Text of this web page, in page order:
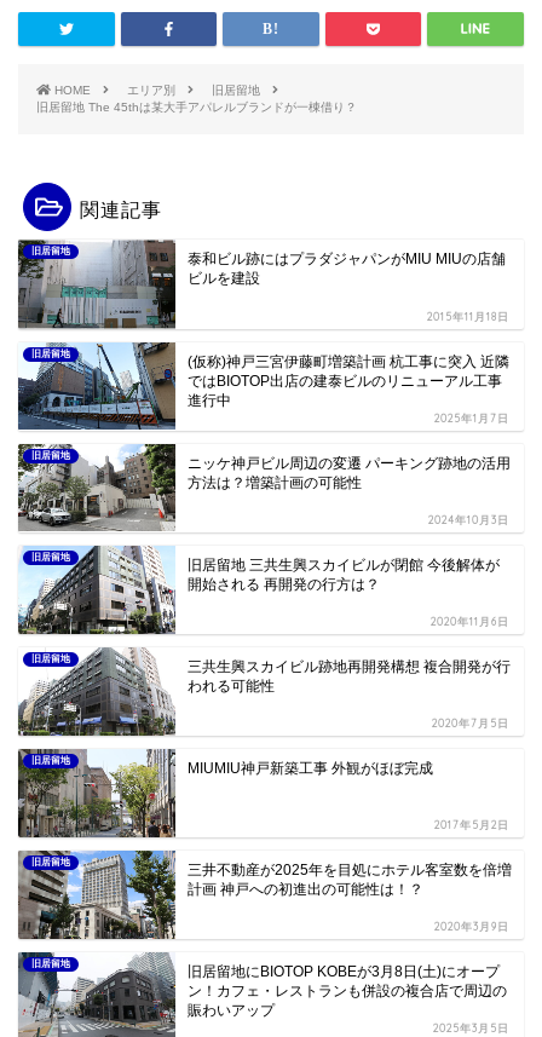
HOME エリア別
旧居留地
旧居留地 The 45thは某大手アパレルブランドが一棟借り？
関連記事
旧居留地
泰和ビル跡にはプラダジャパンがMIU MIUの店舗
ビルを建設
2015年11月18日
旧居留地
(仮称)神戸三宮伊藤町増築計画 杭工事に突入 近隣
ではBIOTOP出店の建泰ビルのリニューアル工事
進行中
2025年1月7日
旧居留地
ニッケ神戸ビル周辺の変遷 パーキング跡地の活用
方法は？増築計画の可能性
2024年10月3日
旧居留地
旧居留地 三共生興スカイビルが閉館 今後解体が
開始される 再開発の行方は？
2020年11月6日
旧居留地
三共生興スカイビル跡地再開発構想 複合開発が行
われる可能性
2020年7月5日
旧居留地 MIUMIU神戸新築工事 外観がほぼ完成
2017年5月2日
旧居留地
三井不動産が2025年を目処にホテル客室数を倍増
計画 神戸への初進出の可能性は！？
2020年3月9日
旧居留地
旧居留地にBIOTOP KOBEが3月8日(土)にオープ
ン！カフェ・レストランも併設の複合店で周辺の
賑わいアップ
2025年3月5日